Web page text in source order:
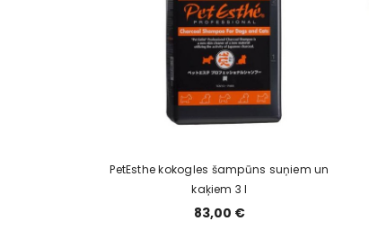
PetEsthe kokogles šampūns suņiem un
kaķiem 3 l
83,00 €